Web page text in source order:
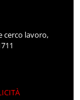
cerco lavoro,